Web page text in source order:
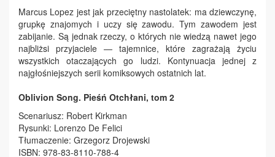
Marcus Lopez jest jak przeciętny nastolatek: ma dziewczynę,
grupkę znajomych i uczy się zawodu. Tym zawodem jest
zabijanie. Są jednak rzeczy, o których nie wiedzą nawet jego
najbliżsi przyjaciele — tajemnice, które zagrażają życiu
wszystkich otaczających go ludzi. Kontynuacja jednej z
najgłośniejszych serii komiksowych ostatnich lat.
Oblivion Song. Pieśń Otchłani, tom 2
Scenariusz: Robert Kirkman
Rysunki: Lorenzo De Felici
Tłumaczenie: Grzegorz Drojewski
ISBN: 978-83-8110-788-4